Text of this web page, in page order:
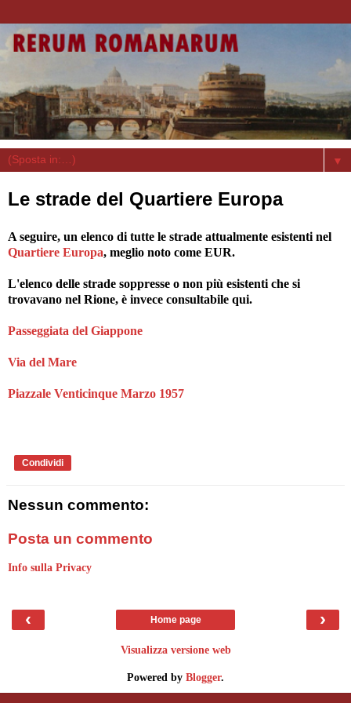
▼
Le strade del Quartiere Europa
A seguire, un elenco di tutte le strade attualmente esistenti nel
Quartiere Europa, meglio noto come EUR.
L'elenco delle strade soppresse o non più esistenti che si
trovavano nel Rione, è invece consultabile qui.
Passeggiata del Giappone
Via del Mare
Piazzale Venticinque Marzo 1957
Condividi
Nessun commento:
Posta un commento
Info sulla Privacy
‹ ›
Home page
Visualizza versione web
Powered by Blogger.